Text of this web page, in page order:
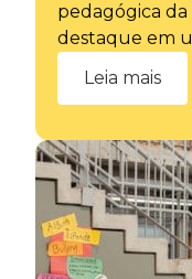
pedagógica da
destaque em
Leia mais